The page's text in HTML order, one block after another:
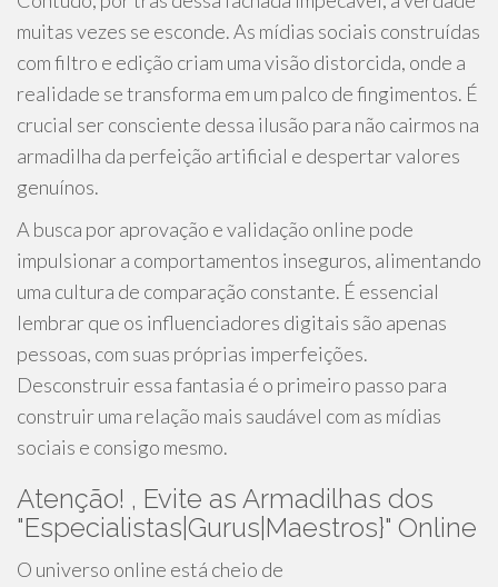
muitas vezes se esconde. As mídias sociais construídas
com filtro e edição criam uma visão distorcida, onde a
realidade se transforma em um palco de fingimentos. É
crucial ser consciente dessa ilusão para não cairmos na
armadilha da perfeição artificial e despertar valores
genuínos.
A busca por aprovação e validação online pode
impulsionar a comportamentos inseguros, alimentando
uma cultura de comparação constante. É essencial
lembrar que os influenciadores digitais são apenas
pessoas, com suas próprias imperfeições.
Desconstruir essa fantasia é o primeiro passo para
construir uma relação mais saudável com as mídias
sociais e consigo mesmo.
Atenção! , Evite as Armadilhas dos
"Especialistas|Gurus|Maestros}" Online
O universo online está cheio de